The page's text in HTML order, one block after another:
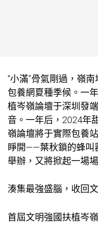
“小滿”骨氣剛過，嶺
包養網夏種季候。一
植岑嶺論壇于深圳發
音。一年后，2024年
嶺論壇將于實際包養
睜開——葉秋鎖的蜂叫
舉辦，又將掀起一場
湊集最強盛腦，收回
首屆文明強國扶植岑